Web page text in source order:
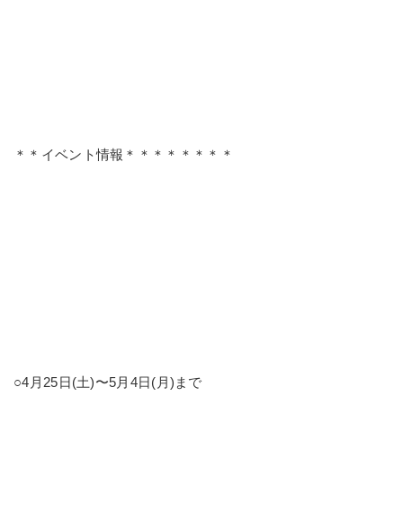
＊＊イベント情報＊＊＊＊＊＊＊＊
○4月25日(土)〜5月4日(月)まで